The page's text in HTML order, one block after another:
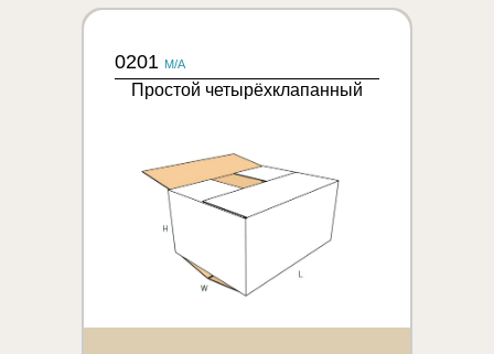
0201 M/A
Простой четырёхклапанный